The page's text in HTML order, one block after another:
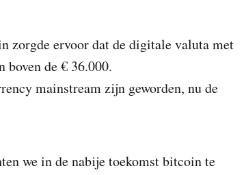
zorgde ervoor dat de digitale valuta met
boven de € 36.000.
mainstream zijn geworden, nu de
we in de nabije toekomst bitcoin te